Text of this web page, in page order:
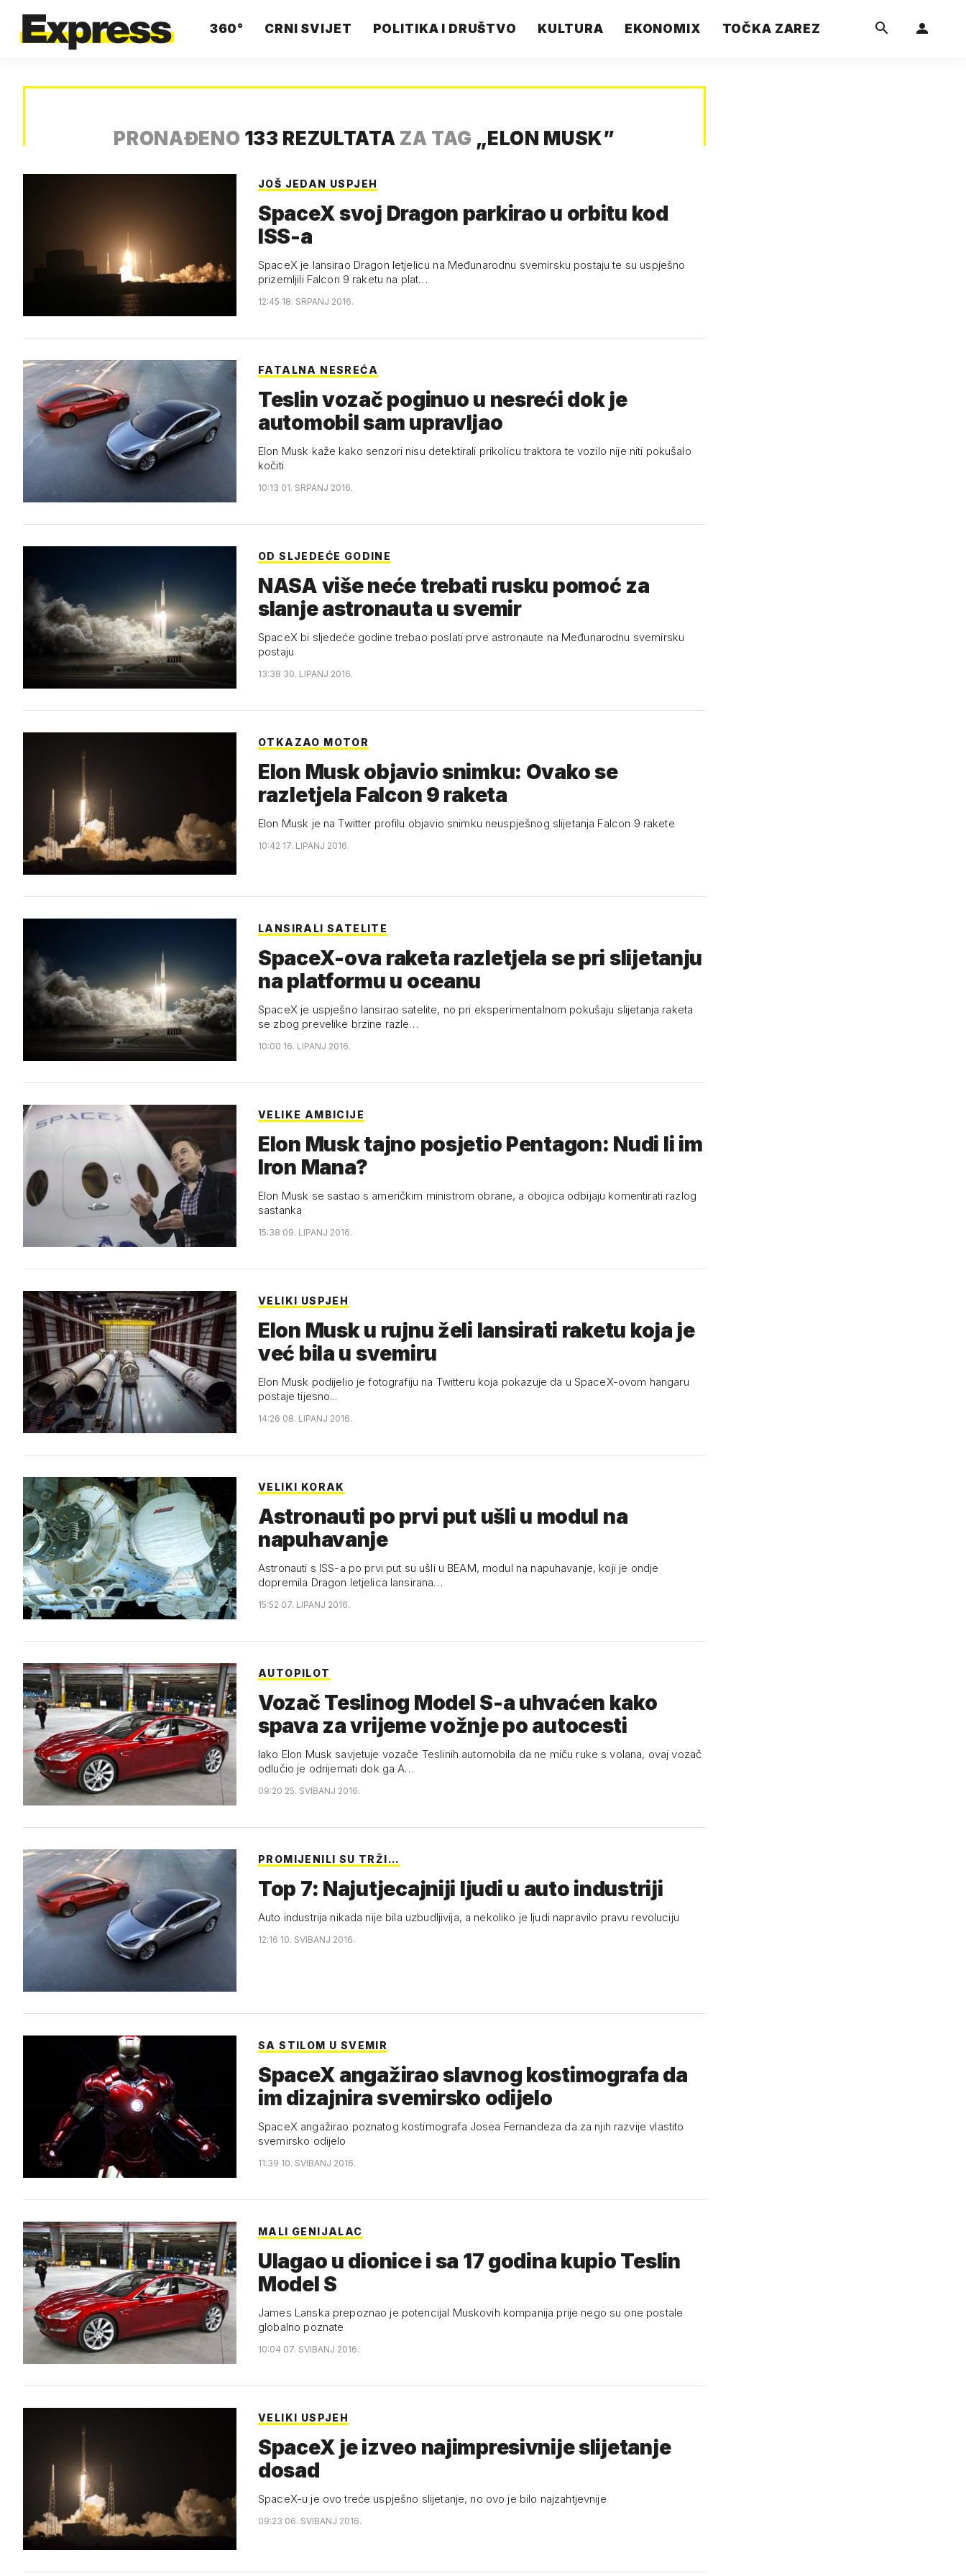
360° CRNI SVIJET POLITIKA I DRUŠTVO KULTURA EKONOMIX TOČKA ZAREZ
PRONAĐENO 133 REZULTATA ZA TAG „ELON MUSK”
JOŠ JEDAN USPJEH
SpaceX svoj Dragon parkirao u orbitu kod
ISS-a
SpaceX je lansirao Dragon letjelicu na Međunarodnu svemirsku postaju te su uspješno
prizemljili Falcon 9 raketu na plat…
12:45 18. SRPANJ 2016.
FATALNA NESREĆA
Teslin vozač poginuo u nesreći dok je
automobil sam upravljao
Elon Musk kaže kako senzori nisu detektirali prikolicu traktora te vozilo nije niti pokušalo
kočiti
10:13 01. SRPANJ 2016.
OD SLJEDEĆE GODINE
NASA više neće trebati rusku pomoć za
slanje astronauta u svemir
SpaceX bi sljedeće godine trebao poslati prve astronaute na Međunarodnu svemirsku
postaju
13:38 30. LIPANJ 2016.
OTKAZAO MOTOR
Elon Musk objavio snimku: Ovako se
razletjela Falcon 9 raketa
Elon Musk je na Twitter profilu objavio snimku neuspješnog slijetanja Falcon 9 rakete
10:42 17. LIPANJ 2016.
LANSIRALI SATELITE
SpaceX-ova raketa razletjela se pri slijetanju
na platformu u oceanu
SpaceX je uspješno lansirao satelite, no pri eksperimentalnom pokušaju slijetanja raketa
se zbog prevelike brzine razle…
10:00 16. LIPANJ 2016.
VELIKE AMBICIJE
Elon Musk tajno posjetio Pentagon: Nudi li im
Iron Mana?
Elon Musk se sastao s američkim ministrom obrane, a obojica odbijaju komentirati razlog
sastanka
15:38 09. LIPANJ 2016.
VELIKI USPJEH
Elon Musk u rujnu želi lansirati raketu koja je
već bila u svemiru
Elon Musk podijelio je fotografiju na Twitteru koja pokazuje da u SpaceX-ovom hangaru
postaje tijesno...
14:26 08. LIPANJ 2016.
VELIKI KORAK
Astronauti po prvi put ušli u modul na
napuhavanje
Astronauti s ISS-a po prvi put su ušli u BEAM, modul na napuhavanje, koji je ondje
dopremila Dragon letjelica lansirana…
15:52 07. LIPANJ 2016.
AUTOPILOT
Vozač Teslinog Model S-a uhvaćen kako
spava za vrijeme vožnje po autocesti
Iako Elon Musk savjetuje vozače Teslinih automobila da ne miču ruke s volana, ovaj vozač
odlučio je odrijemati dok ga A…
09:20 25. SVIBANJ 2016.
PROMIJENILI SU TRŽI…
Top 7: Najutjecajniji ljudi u auto industriji
Auto industrija nikada nije bila uzbudljivija, a nekoliko je ljudi napravilo pravu revoluciju
12:16 10. SVIBANJ 2016.
SA STILOM U SVEMIR
SpaceX angažirao slavnog kostimografa da
im dizajnira svemirsko odijelo
SpaceX angažirao poznatog kostimografa Josea Fernandeza da za njih razvije vlastito
svemirsko odijelo
11:39 10. SVIBANJ 2016.
MALI GENIJALAC
Ulagao u dionice i sa 17 godina kupio Teslin
Model S
James Lanska prepoznao je potencijal Muskovih kompanija prije nego su one postale
globalno poznate
10:04 07. SVIBANJ 2016.
VELIKI USPJEH
SpaceX je izveo najimpresivnije slijetanje
dosad
SpaceX-u je ovo treće uspješno slijetanje, no ovo je bilo najzahtjevnije
09:23 06. SVIBANJ 2016.